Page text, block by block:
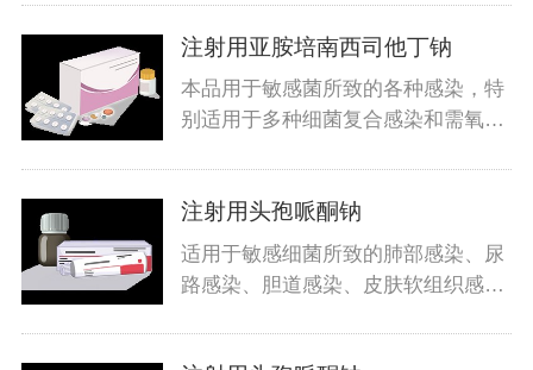
注射用亚胺培南西司他丁钠
本品用于敏感菌所致的各种感染，特
别适用于多种细菌复合感染和需氧菌
注射用头孢哌酮钠
适用于敏感细菌所致的肺部感染、尿
路感染、胆道感染、皮肤软组织感